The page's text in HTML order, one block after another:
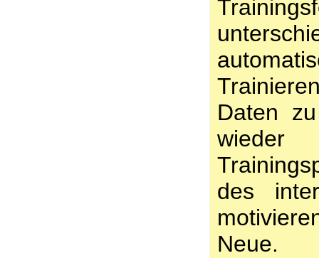
Daten
des
Neue.